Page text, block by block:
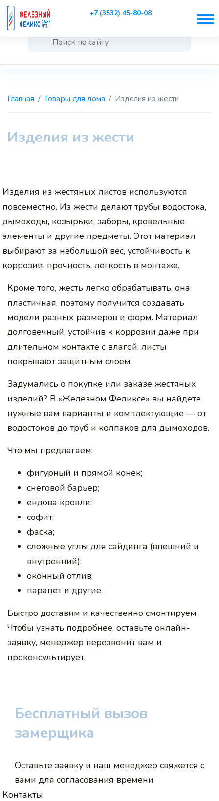
+7 (3532) 45-80-08
Главная Товары для дома Изделия из жести
Изделия из жести
Изделия из жестяных листов используются
повсеместно. Из жести делают трубы водостока,
дымоходы, козырьки, заборы, кровельные
элементы и другие предметы. Этот материал
выбирают за небольшой вес, устойчивость к
коррозии, прочность, легкость в монтаже.
Кроме того, жесть легко обрабатывать, она
пластичная, поэтому получится создавать
модели разных размеров и форм. Материал
долговечный, устойчив к коррозии даже при
длительном контакте с влагой: листы
покрывают защитным слоем.
Задумались о покупке или заказе жестяных
изделий? В «Железном Феликсе» вы найдете
нужные вам варианты и комплектующие — от
водостоков до труб и колпаков для дымоходов.
Что мы предлагаем:
фигурный и прямой конек;
снеговой барьер;
ендова кровли;
софит;
фаска;
сложные углы для сайдинга (внешний и
внутренний);
оконный отлив;
парапет и другие.
Быстро доставим и качественно смонтируем.
Чтобы узнать подробнее, оставьте онлайн-
заявку, менеджер перезвонит вам и
проконсультирует.
Бесплатный вызов
замерщика
Оставьте заявку и наш менеджер свяжется с
вами для согласования времени
Контакты